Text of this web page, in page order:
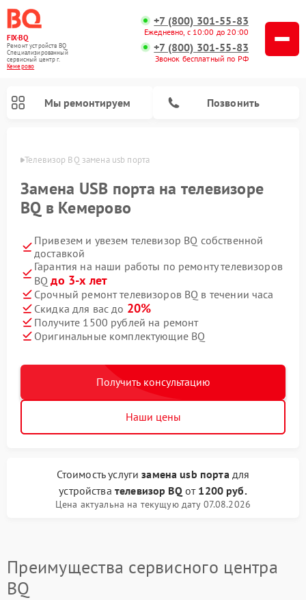
FIX-BQ
Ремонт устройств BQ
Специализированный
cервисный центр г.
Кемерово
+7 (800) 301-55-83
Ежедневно, с 10:00 до 20:00
+7 (800) 301-55-83
Звонок бесплатный по РФ
Мы ремонтируем Позвонить
Телевизор BQ замена usb порта
Замена USB порта на телевизоре
BQ в Кемерово
Привезем и увезем телевизор BQ собственной
доставкой
Гарантия на наши работы по ремонту телевизоров
BQдо 3-х лет
Срочный ремонт телевизоров BQ в течении часа
Скидка для вас до 20%
Получите 1500 рублей на ремонт
Оригинальные комплектующие BQ
Получить консультацию
Наши цены
Стоимость услугизамена usb портадля
устройства телевизор BQ от 1200 руб.
Цена актуальна на текущую дату 07.08.2026
Преимущества сервисного центра
BQ